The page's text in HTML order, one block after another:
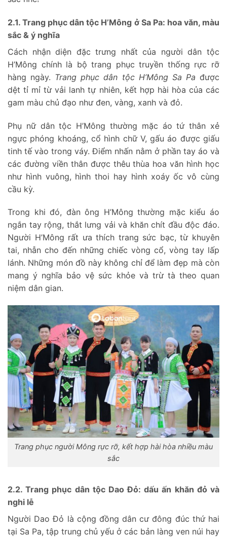
2.1. Trang phục dân tộc H’Mông ở Sa Pa: hoa văn, màu
sắc & ý nghĩa
Cách nhận diện đặc trưng nhất của người dân tộc
H’Mông chính là bộ trang phục truyền thống rực rỡ
hàng ngày. Trang phục dân tộc H’Mông Sa Pađược
dệt tỉ mỉ từ vải lanh tự nhiên, kết hợp hài hòa của các
gam màu chủ đạo như đen, vàng, xanh và đỏ.
Phụ nữ dân tộc H’Mông thường mặc áo tứ thân xẻ
ngực phóng khoáng, cổ hình chữ V, gấu áo được giấu
tinh tế vào trong váy. Điểm nhấn nằm ở phần tay áo và
các đường viền thân được thêu thùa hoa văn hình học
như hình vuông, hình thoi hay hình xoáy ốc vô cùng
cầu kỳ.
Trong khi đó, đàn ông H’Mông thường mặc kiểu áo
ngắn tay rộng, thắt lưng vải và khăn chít đầu độc đáo.
Người H’Mông rất ưa thích trang sức bạc, từ khuyên
tai, nhẫn cho đến những chiếc vòng cổ, vòng tay lấp
lánh. Những món đồ này không chỉ để làm đẹp mà còn
mang ý nghĩa bảo vệ sức khỏe và trừ tà theo quan
niệm dân gian.
Trang phục người Mông rực rỡ, kết hợp hài hòa nhiều màu
sắc
2.2. Trang phục dân tộc Dao Đỏ: dấu ấn khăn đỏ và
nghi lễ
Người Dao Đỏ là cộng đồng dân cư đông đúc thứ hai
tại Sa Pa, tập trung chủ yếu ở các bản làng ven núi hay